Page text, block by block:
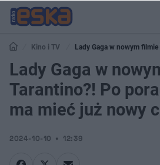
Kino i TV
Lady Gaga w nowym filmie Tarantino?!
ma mieć już nowy cel
Lady Gaga w
Tarantino?! Po
ma mieć już nowy
2024-10-10 12:39